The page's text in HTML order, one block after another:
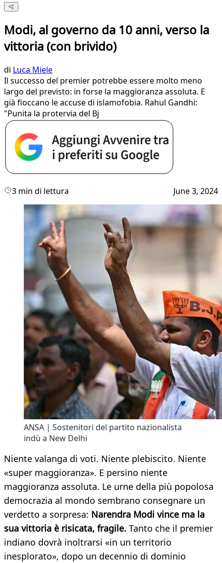
Modi, al governo da 10 anni, verso la
vittoria (con brivido)
di Luca Miele
Il successo del premier potrebbe essere molto meno
largo del previsto: in forse la maggioranza assoluta. E
già fioccano le accuse di islamofobia. Rahul Gandhi:
"Punita la protervia del Bj
3 min di lettura June 3, 2024
ANSA | Sostenitori del partito nazionalista
indù a New Delhi
Niente valanga di voti. Niente plebiscito. Niente
«super maggioranza». E persino niente
maggioranza assoluta. Le urne della più popolosa
democrazia al mondo sembrano consegnare un
verdetto a sorpresa: Narendra Modi vince ma la
sua vittoria è risicata, fragile. Tanto che il premier
indiano dovrà inoltrarsi «in un territorio
inesplorato», dopo un decennio di dominio